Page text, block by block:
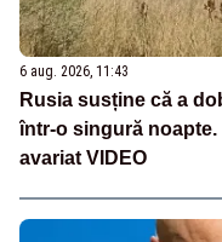
6 aug. 2026, 11:43
Rusia susține că a
într-o singură
avariat VIDEO